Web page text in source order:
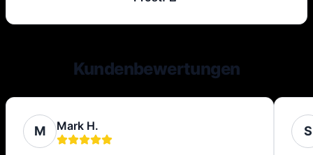
Kundenbewertungen
M Mark H. S